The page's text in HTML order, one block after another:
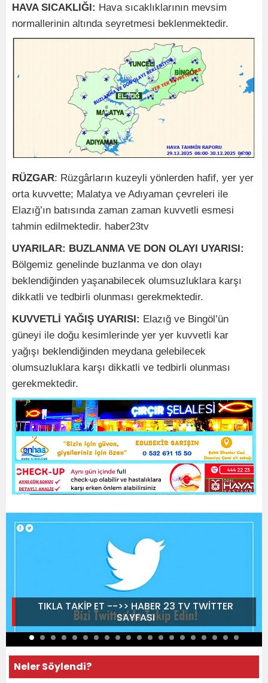
HAVA SICAKLIĞI: Hava sıcaklıklarının mevsim
normallerinin altında seyretmesi beklenmektedir.
RÜZGAR: Rüzgârların kuzeyli yönlerden hafif, yer yer
orta kuvvette; Malatya ve Adıyaman çevreleri ile
Elazığ’ın batısında zaman zaman kuvvetli esmesi
tahmin edilmektedir. haber23tv
UYARILAR: BUZLANMA VE DON OLAYI UYARISI:
Bölgemiz genelinde buzlanma ve don olayı
beklendiğinden yaşanabilecek olumsuzluklara karşı
dikkatli ve tedbirli olunması gerekmektedir.
KUVVETLİ YAĞIŞ UYARISI: Elazığ ve Bingöl’ün
güneyi ile doğu kesimlerinde yer yer kuvvetli kar
yağışı beklendiğinden meydana gelebilecek
olumsuzluklara karşı dikkatli ve tedbirli olunması
gerekmektedir.
TIKLA TAKİP ET -->> HABER 23 TV TWİTTER
SAYFASI
Neler Söylendi?